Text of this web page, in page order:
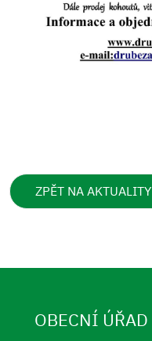
ZPĚT NA AKTUALITY
OBECNÍ ÚŘAD